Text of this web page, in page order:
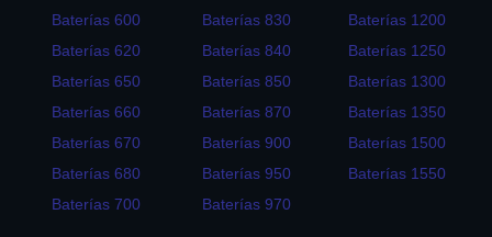
Baterías 600
Baterías 620
Baterías 650
Baterías 660
Baterías 670
Baterías 680
Baterías 700
Baterías 830
Baterías 840
Baterías 850
Baterías 870
Baterías 900
Baterías 950
Baterías 970
Baterías 1200
Baterías 1250
Baterías 1300
Baterías 1350
Baterías 1500
Baterías 1550